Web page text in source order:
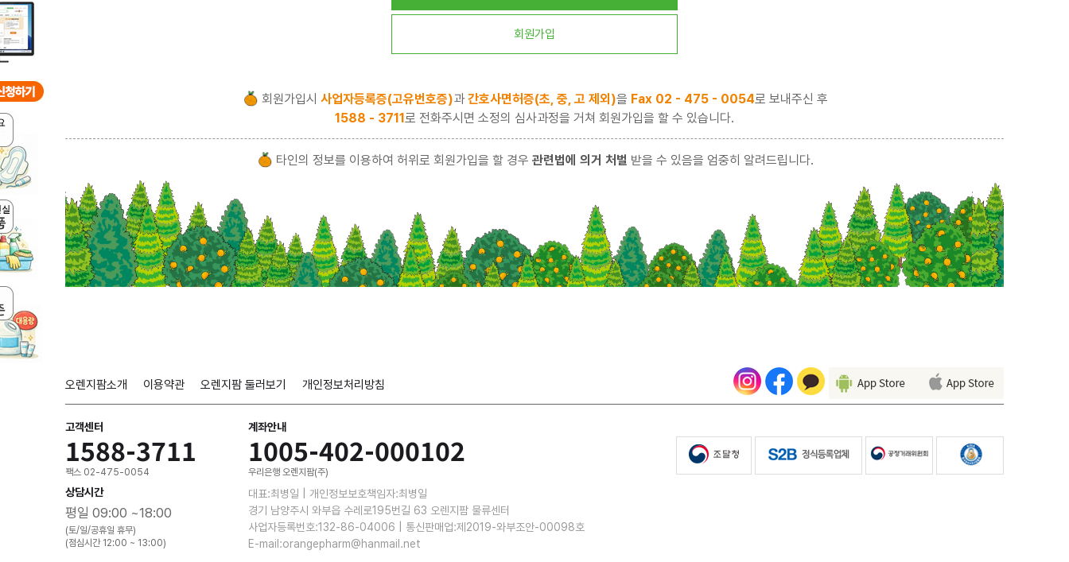
회원가입
회원가입시 사업자등록증(고유번호증)과간호사면허증(초, 중, 고 제외)을 Fax 02 - 475 - 0054로 보내주신 후
1588 - 3711로 전화주시면 소정의 심사과정을 거쳐 회원가입을 할 수 있습니다.
타인의 정보를 이용하여 허위로 회원가입을 할 경우 관련법에 의거 처벌 받을 수 있음을 엄중히 알려드립니다.
오렌지팜소개 이용약관 오렌지팜 둘러보기 개인정보처리방침
고객센터
1588-3711
팩스 02-475-0054
상담시간
평일 09:00 ~18:00
(토/일/공휴일 휴무)
(점심시간 12:00 ~ 13:00)
계좌안내
1005-402-000102
우리은행 오렌지팜(주)
대표:최병일 | 개인정보보호책임자:최병일
경기 남양주시 와부읍 수레로195번길 63 오렌지팜 물류센터
사업자등록번호:132-86-04006 | 통신판매업:제2019-와부조안-00098호
E-mail:orangepharm@hanmail.net